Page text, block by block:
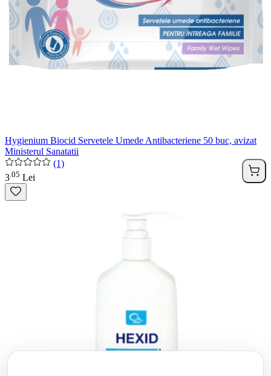
Hygienium Biocid Servetele Umede Antibacteriene 50 buc, avizat
Ministerul Sanatatii
(1)
3 05 Lei